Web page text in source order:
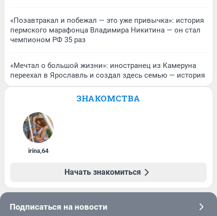
«Позавтракал и побежал — это уже привычка»: история
пермского марафонца Владимира Никитина — он стал
чемпионом РФ 35 раз
«Мечтал о большой жизни»: иностранец из Камеруна
переехал в Ярославль и создал здесь семью — история
ЗНАКОМСТВА
irina,64
Начать знакомиться
Подписаться на новости